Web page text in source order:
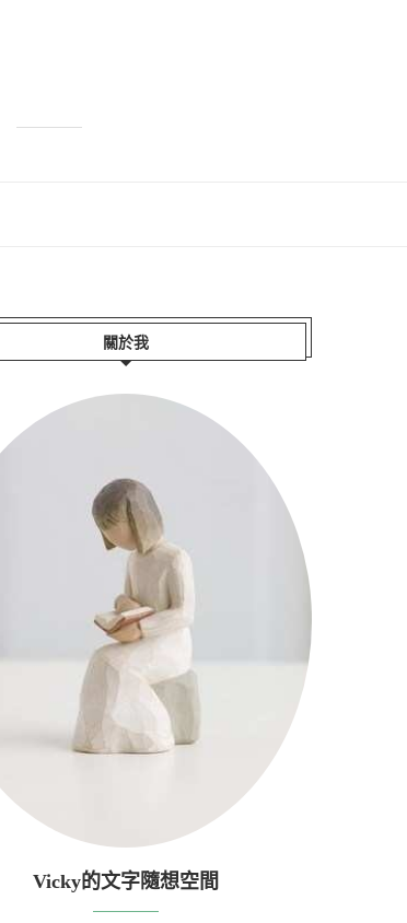
關於我
Vicky的文字隨想空間